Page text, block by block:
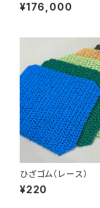
¥176,000
ひざゴム（レース）
¥220